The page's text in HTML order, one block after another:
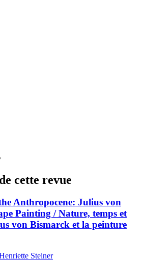
cette revue
Anthropocene: Julius von
Painting / Nature, temps et
von Bismarck et la peinture
Steiner